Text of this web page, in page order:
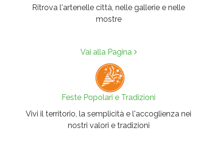
Ritrova l'artenelle città, nelle gallerie e nelle
mostre
Vai alla Pagina
Feste Popolari e Tradizioni
Vivi il territorio, la semplicità e l'accoglienza nei
nostri valori e tradizioni